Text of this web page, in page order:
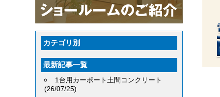
カテゴリ別
最新記事一覧
1台用カーポート土間コンクリート
(26/07/25)